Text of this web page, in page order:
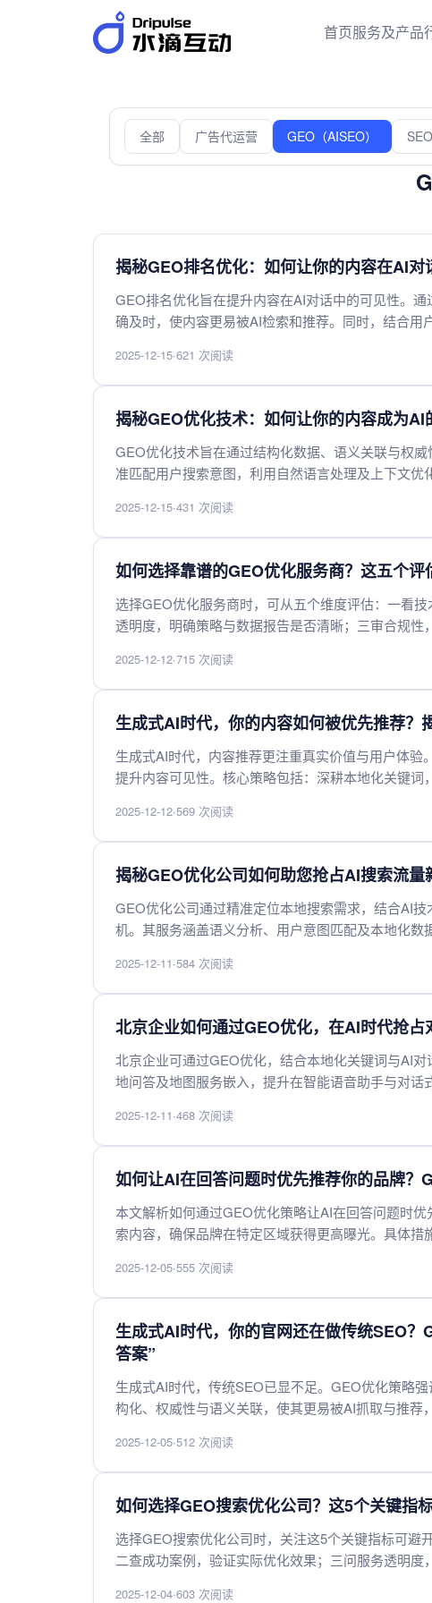
首页服务及产品
全部 广告代运营 GEO（AISEO） SEO
揭秘GEO排名优化：如何让你的内容在AI对
GEO排名优化旨在提升内容在AI对话中的可见性。
确及时，使内容更易被AI检索和推荐。同时，结合
2025-12-15·621 次阅读
揭秘GEO优化技术：如何让你的内容成为AI
GEO优化技术旨在通过结构化数据、语义关联与权
准匹配用户搜索意图，利用自然语言处理及上下文
力。
2025-12-15·431 次阅读
如何选择靠谱的GEO优化服务商？这五个评
选择GEO优化服务商时，可从五个维度评估：一看
透明度，明确策略与数据报告是否清晰；三审合规
商，避免踩坑。
2025-12-12·715 次阅读
生成式AI时代，你的内容如何被优先推荐？
生成式AI时代，内容推荐更注重真实价值与用户体验
提升内容可见性。核心策略包括：深耕本地化关键
2025-12-12·569 次阅读
揭秘GEO优化公司如何助您抢占AI搜索流量
GEO优化公司通过精准定位本地搜索需求，结合AI
机。其服务涵盖语义分析、用户意图匹配及本地化
2025-12-11·584 次阅读
北京企业如何通过GEO优化，在AI时代抢占
北京企业可通过GEO优化，结合本地化关键词与AI
地问答及地图服务嵌入，提升在智能语音助手与对
2025-12-11·468 次阅读
如何让AI在回答问题时优先推荐你的品牌？
本文解析如何通过GEO优化策略让AI在回答问题时
索内容，确保品牌在特定区域获得更高曝光。具体
牌在区域内的权威性，从而影响AI的推荐排序。
2025-12-05·555 次阅读
生成式AI时代，你的官网还在做传统SEO
答案”
生成式AI时代，传统SEO已显不足。GEO优化策略
构化、权威性与语义关联，使其更易被AI抓取与推荐
2025-12-05·512 次阅读
如何选择GEO搜索优化公司？这5个关键指
选择GEO搜索优化公司时，关注这5个关键指标可避
二查成功案例，验证实际优化效果；三问服务透明
2025-12-04·603 次阅读